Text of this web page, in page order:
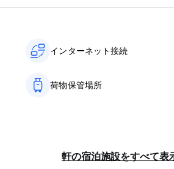
インターネット接続
荷物保管場所
軒の宿泊施設をすべて表